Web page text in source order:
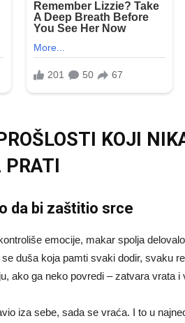
KOJI
PRATI
da bi zaštitio srce
emocije, makar spolja
duša koja pamti svaki dodir, svaku
ako ga neko povredi – zatvara vrata i
iza sebe, sada se vraća. I to u